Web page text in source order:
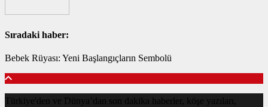
Sıradaki haber:
Bebek Rüyası: Yeni Başlangıçların Sembolü
Türkiye'den ve Dünya’dan son dakika haberler, köşe yazıları,